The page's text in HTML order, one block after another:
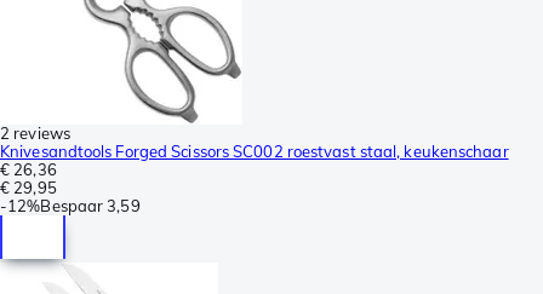
2 reviews
Knivesandtools Forged Scissors SC002 roestvast staal, keukenschaar
€ 26,36
€ 29,95
-12%Bespaar 3,59